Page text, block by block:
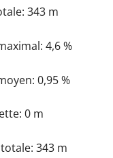
343 m
4,6 %
0,95 %
0 m
343 m